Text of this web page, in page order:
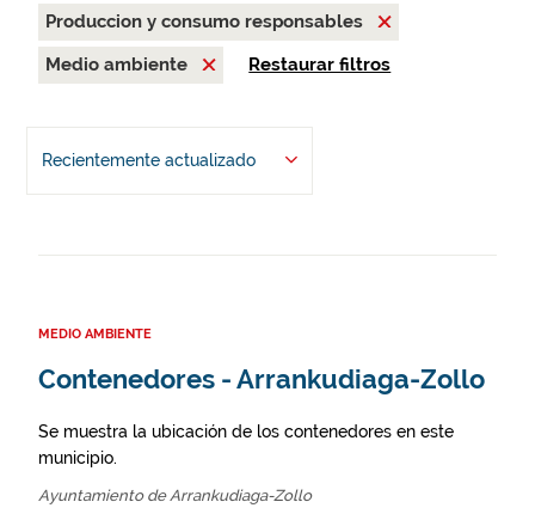
Produccion y consumo responsables
Medio ambiente
Restaurar filtros
Recientemente actualizado
MEDIO AMBIENTE
Contenedores - Arrankudiaga-Zollo
Se muestra la ubicación de los contenedores en este
municipio.
Ayuntamiento de Arrankudiaga-Zollo